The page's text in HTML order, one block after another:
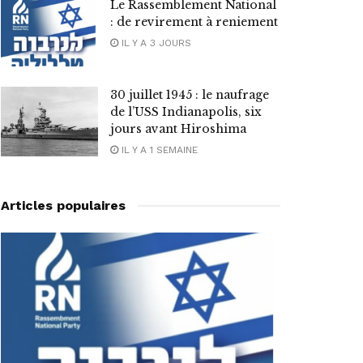
Le Rassemblement National
: de revirement à reniement
IL Y A 3 JOURS
30 juillet 1945 : le naufrage
de l’USS Indianapolis, six
jours avant Hiroshima
IL Y A 1 SEMAINE
Articles populaires